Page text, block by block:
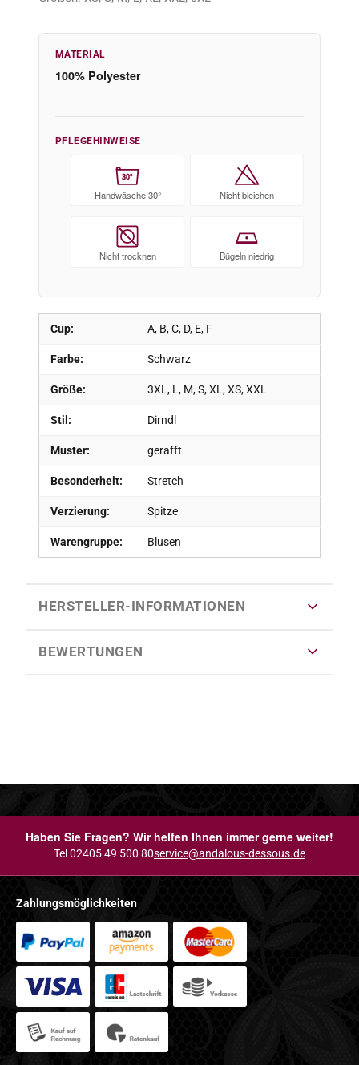
Cup: A, B, C, D, E, F
Farbe: Schwarz
Größe: 3XL, L, M, S, XL, XS, XXL
Stil: Dirndl
Muster: gerafft
Besonderheit: Stretch
Verzierung: Spitze
Warengruppe: Blusen
MATERIAL
100% Polyester
PFLEGEHINWEISE
30°
Handwäsche 30° Nicht bleichen
Nicht trocknen Bügeln niedrig
HERSTELLER-INFORMATIONEN
BEWERTUNGEN
Haben Sie Fragen? Wir helfen Ihnen immer gerne weiter!
Tel 02405 49 500 80service@andalous-dessous.de
Zahlungsmöglichkeiten